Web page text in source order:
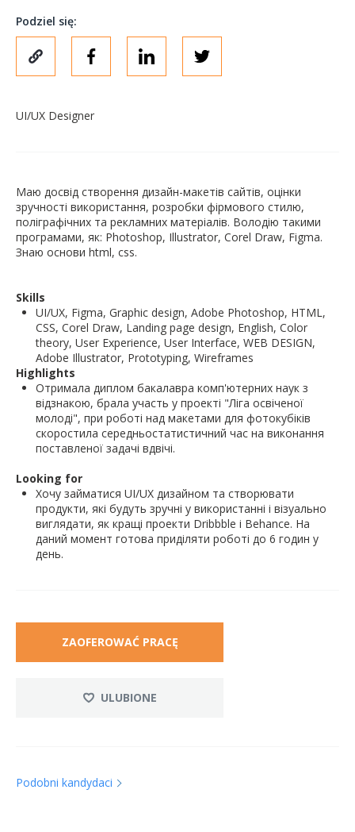
Podziel się:
UI/UX Designer
Маю досвід створення дизайн-макетів сайтів, оцінки
зручності використання, розробки фірмового стилю,
поліграфічних та рекламних матеріалів. Володію такими
програмами, як: Photoshop, Illustrator, Corel Draw, Figma.
Знаю основи html, css.
Skills
UI/UX, Figma, Graphic design, Adobe Photoshop, HTML,
CSS, Corel Draw, Landing page design, English, Color
theory, User Experience, User Interface, WEB DESIGN,
Highlights
Отримала диплом бакалавра комп'ютерних наук з
відзнакою, брала участь у проекті "Ліга освіченої
молоді", при роботі над макетами для фотокубіків
скоростила середньостатистичний час на виконання
поставленої задачі вдвічі.
Looking for
Хочу займатися UI/UX дизайном та створювати
продукти, які будуть зручні у використанні і візуально
виглядати, як кращі проекти Dribbble і Behance. На
даний момент готова приділяти роботі до 6 годин у
день.
ZAOFEROWAĆ PRACĘ
ULUBIONE
Podobni kandydaci